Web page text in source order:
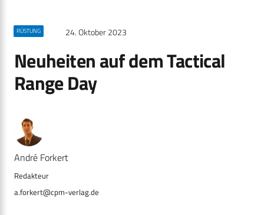
RÜSTUNG 24. Oktober 2023
Neuheiten auf dem Tactical
Range Day
André Forkert
a.forkert@cpm-verlag.de